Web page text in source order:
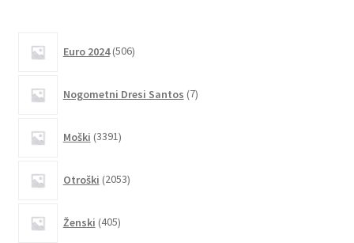
Euro 2024 506izdelkov
Nogometni Dresi Santos 7izdelkov
Moški 3391izdelkov
Otroški 2053izdelkov
Ženski 405izdelkov